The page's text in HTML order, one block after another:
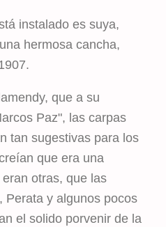
instalado es suya,
hermosa cancha,
que a su
Paz", las carpas
tan sugestivas para los
que era una
otras, que las
Perata y algunos pocos
el solido porvenir de la